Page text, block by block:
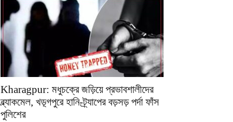
Kharagpur: মধুচক্রে জড়িয়ে প্রভাবশালীদের
ব্ল্যাকমেল, খড়্গপুরে হানি-ট্র্যাপের বড়সড় পর্দা ফাঁস
পুলিশের